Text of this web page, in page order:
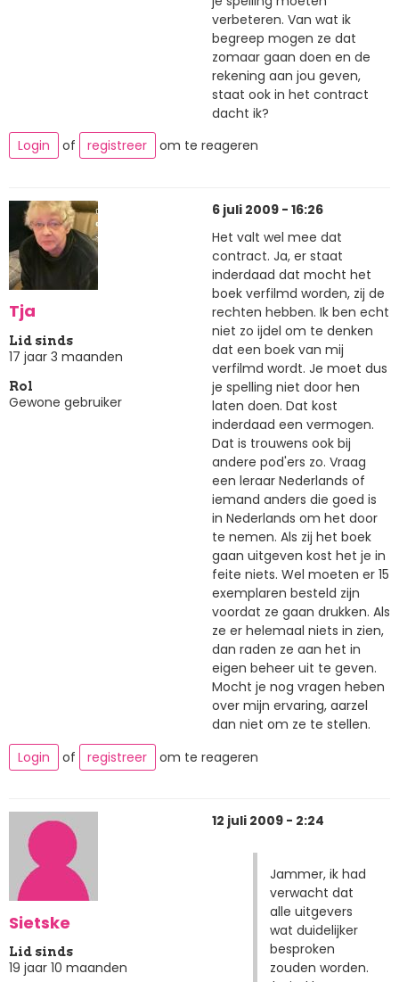
verbeteren. Van wat ik
begreep mogen ze dat
zomaar gaan doen en de
rekening aan jou geven,
staat ook in het contract
dacht ik?
Login
of registreer om te reageren
Tja
Lid sinds
17 jaar 3 maanden
Rol
Gewone gebruiker
6 juli 2009 - 16:26
Het valt wel mee dat
contract. Ja, er staat
inderdaad dat mocht het
boek verfilmd worden, zij de
rechten hebben. Ik ben echt
niet zo ijdel om te denken
dat een boek van mij
verfilmd wordt. Je moet dus
je spelling niet door hen
laten doen. Dat kost
inderdaad een vermogen.
Dat is trouwens ook bij
andere pod'ers zo. Vraag
een leraar Nederlands of
iemand anders die goed is
in Nederlands om het door
te nemen. Als zij het boek
gaan uitgeven kost het je in
feite niets. Wel moeten er 15
exemplaren besteld zijn
voordat ze gaan drukken. Als
ze er helemaal niets in zien,
dan raden ze aan het in
eigen beheer uit te geven.
Mocht je nog vragen heben
over mijn ervaring, aarzel
dan niet om ze te stellen.
Login
of registreer om te reageren
Sietske
Lid sinds
19 jaar 10 maanden
12 juli 2009 - 2:24
Jammer, ik had
verwacht dat
alle uitgevers
wat duidelijker
besproken
zouden worden.